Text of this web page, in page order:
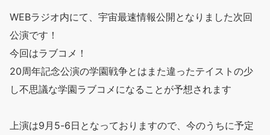
WEBラジオ内にて、宇宙最速情報公開となりました次回
公演です！
今回はラブコメ！
20周年記念公演の学園戦争とはまた違ったテイストの少
し不思議な学園ラブコメになることが予想されます
上演は9月5-6日となっておりますので、今のうちに予定